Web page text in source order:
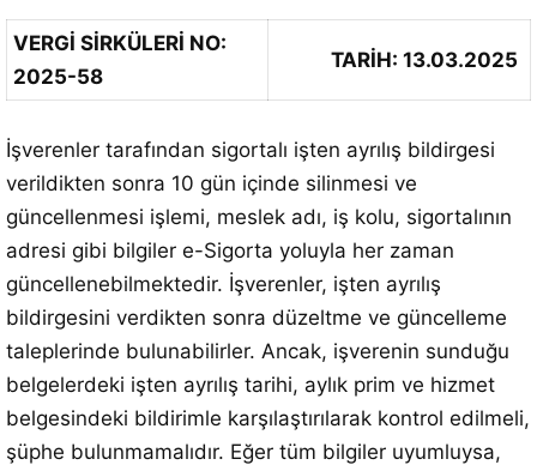
VERGİ SİRKÜLERİ NO:
2025-58
TARİH: 13.03.2025
İşverenler tarafından sigortalı işten ayrılış bildirgesi
verildikten sonra 10 gün içinde silinmesi ve
güncellenmesi işlemi, meslek adı, iş kolu, sigortalının
adresi gibi bilgiler e-Sigorta yoluyla her zaman
güncellenebilmektedir. İşverenler, işten ayrılış
bildirgesini verdikten sonra düzeltme ve güncelleme
taleplerinde bulunabilirler. Ancak, işverenin sunduğu
belgelerdeki işten ayrılış tarihi, aylık prim ve hizmet
belgesindeki bildirimle karşılaştırılarak kontrol edilmeli,
şüphe bulunmamalıdır. Eğer tüm bilgiler uyumluysa,